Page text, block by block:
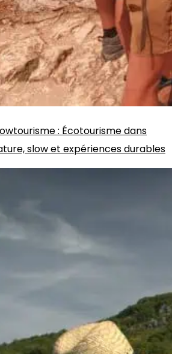
: Écotourisme dans
slow et expériences durables